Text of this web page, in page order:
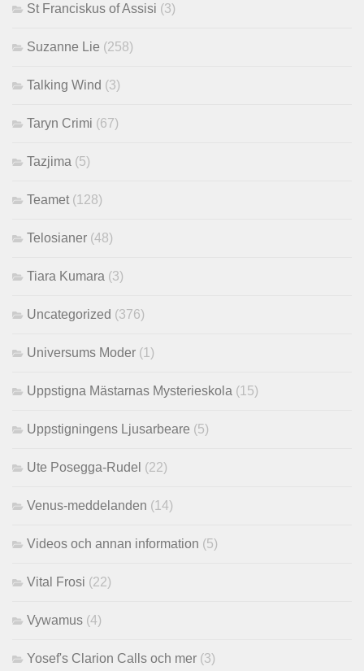
St Franciskus of Assisi (3)
Suzanne Lie (258)
Talking Wind (3)
Taryn Crimi (67)
Tazjima (5)
Teamet (128)
Telosianer (48)
Tiara Kumara (3)
Uncategorized (376)
Universums Moder (1)
Uppstigna Mästarnas Mysterieskola (15)
Uppstigningens Ljusarbeare (5)
Ute Posegga-Rudel (22)
Venus-meddelanden (14)
Videos och annan information (5)
Vital Frosi (22)
Vywamus (4)
Yosef's Clarion Calls och mer (3)